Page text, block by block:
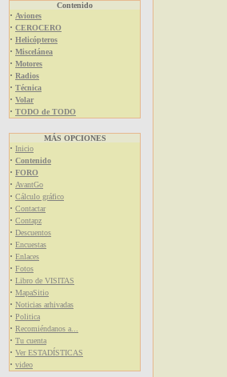
Contenido
· Aviones
· CEROCERO
· Helicópteros
· Miscelánea
· Motores
· Radios
· Técnica
· Volar
· TODO de TODO
MÁS OPCIONES
· Inicio
· Contenido
· FORO
· AvantGo
· Cálculo gráfico
· Contactar
· Contapz
· Descuentos
· Encuestas
· Enlaces
· Fotos
· Libro de VISITAS
· MapaSitio
· Noticias arhivadas
· Politica
· Recomiéndanos a...
· Tu cuenta
· Ver ESTADÍSTICAS
· video